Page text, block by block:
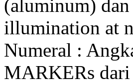
(aluminum)
illumination at
Numeral :
MARKERs